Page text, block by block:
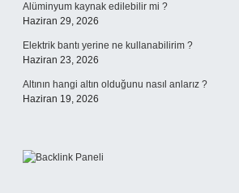
Alüminyum kaynak edilebilir mi ?
Haziran 29, 2026
Elektrik bantı yerine ne kullanabilirim ?
Haziran 23, 2026
Altının hangi altın olduğunu nasıl anlarız ?
Haziran 19, 2026